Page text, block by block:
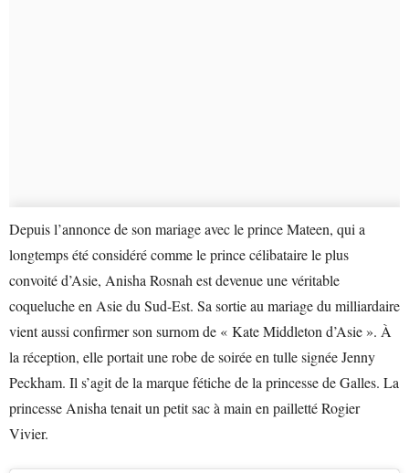
Depuis l’annonce de son mariage avec le prince Mateen, qui a
longtemps été considéré comme le prince célibataire le plus
convoité d’Asie, Anisha Rosnah est devenue une véritable
coqueluche en Asie du Sud-Est. Sa sortie au mariage du milliardaire
vient aussi confirmer son surnom de « Kate Middleton d’Asie ». À
la réception, elle portait une robe de soirée en tulle signée Jenny
Peckham. Il s’agit de la marque fétiche de la princesse de Galles. La
princesse Anisha tenait un petit sac à main en pailletté Rogier
Vivier.